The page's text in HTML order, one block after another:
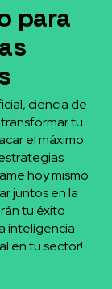
para
ciencia de
tu
el máximo
hoy mismo
juntos en la
tu éxito
inteligencia
en tu sector!